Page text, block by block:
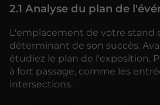
2.1 Analyse du plan de
L'emplacement de votre stand
déterminant de son succès.
étudiez le plan de l'exposition.
à fort passage, comme les
intersections.